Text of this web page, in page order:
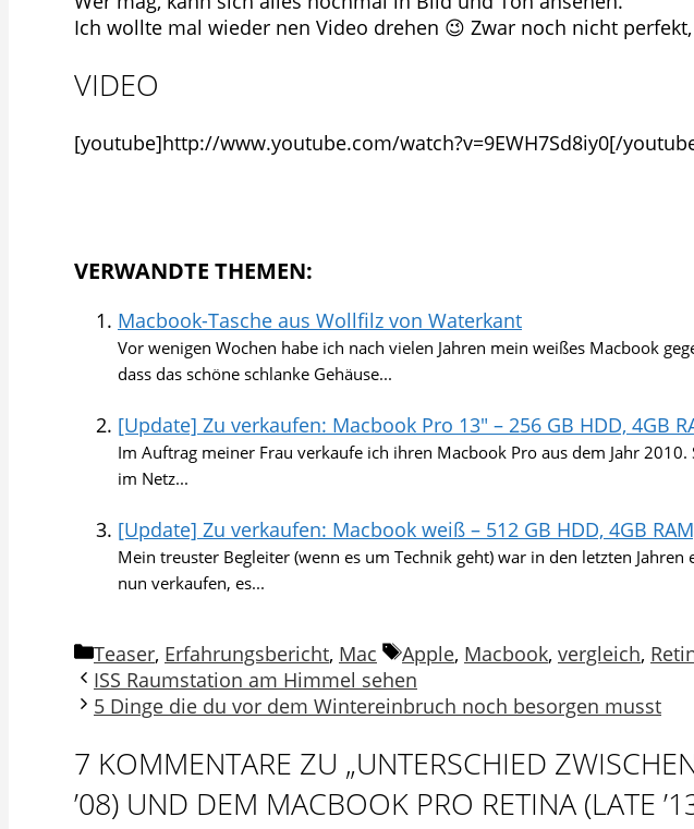
Ich wollte mal wieder nen Video drehen 😉 Zwar noch nicht
VIDEO
[youtube]http://www.youtube.com/watch?v=9EWH7Sd8iy0[/
VERWANDTE THEMEN:
Macbook-Tasche aus Wollfilz von Waterkant
Vor wenigen Wochen habe ich nach vielen Jahren mein weißes Macbook
dass das schöne schlanke Gehäuse...
[Update] Zu verkaufen: Macbook Pro 13″ – 256 GB HDD, 4GB
Im Auftrag meiner Frau verkaufe ich ihren Macbook Pro aus dem Jahr
im Netz...
[Update] Zu verkaufen: Macbook weiß – 512 GB HDD, 4GB
Mein treuster Begleiter (wenn es um Technik geht) war in den letzten
nun verkaufen, es...
Kategorien
Teaser, Erfahrungsbericht, Mac Schlagwörter
Apple, Macbook, vergleich,
ISS Raumstation am Himmel sehen
5 Dinge die du vor dem Wintereinbruch noch besorgen musst
7 KOMMENTARE ZU „UNTERSCHIED
’08) UND DEM MACBOOK PRO RETINA (LATE